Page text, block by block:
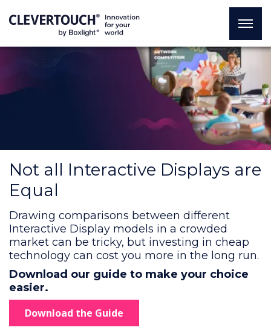
Not all Interactive Displays are
Equal
Drawing comparisons between different
Interactive Display models in a crowded
market can be tricky, but investing in cheap
technology can cost you more in the long run.
Download our guide to make your choice
easier.
Download the Guide